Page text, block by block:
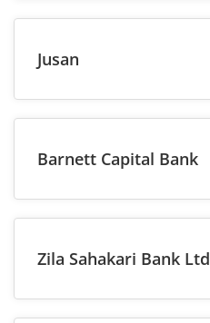
Jusan
Barnett Capital Bank
Zila Sahakari Bank Ltd